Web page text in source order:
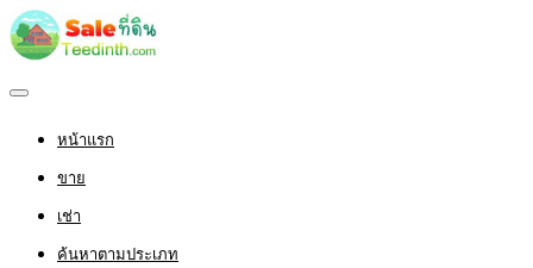
หน้าแรก
ขาย
เช่า
ค้นหาตามประเภท